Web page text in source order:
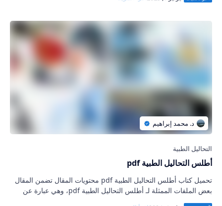
أطلس التحاليل الطبية pdf
تحميل كتاب أطلس التحاليل الطبية pdf محتويات المقال تضمن المقال
بعض الملفات الممثلة لـ أطلس التحاليل الطبية pdf، وهي عبارة عن
كتابين الأول باسم أطلس ا…